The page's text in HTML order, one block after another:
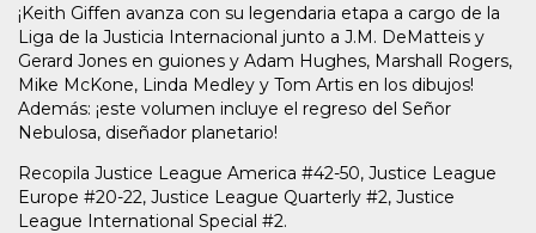
¡Keith Giffen avanza con su legendaria etapa a cargo de la
Liga de la Justicia Internacional junto a J.M. DeMatteis y
Gerard Jones en guiones y Adam Hughes, Marshall Rogers,
Mike McKone, Linda Medley y Tom Artis en los dibujos!
Además: ¡este volumen incluye el regreso del Señor
Nebulosa, diseñador planetario!
Recopila Justice League America #42-50, Justice League
Europe #20-22, Justice League Quarterly #2, Justice
League International Special #2.